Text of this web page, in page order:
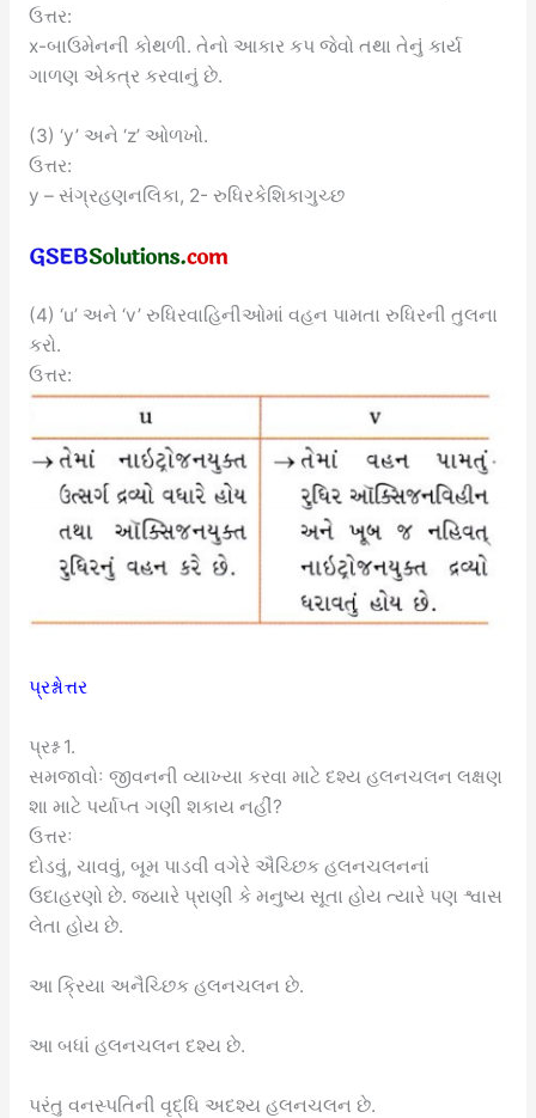
ઉત્તર:
x-બાઉમેનની કોથળી. તેનો આકાર કપ જેવો તથા તેનું કાર્ય
ગાળણ એકત્ર કરવાનું છે.
(3) ‘y’ અને ‘z’ ઓળખો.
ઉત્તર:
y – સંગ્રહણનલિકા, 2- રુધિરકેશિકાગુચ્છ
(4) ‘u’ અને ‘v’ રુધિરવાહિનીઓમાં વહન પામતા રુધિરની તુલના
કરો.
ઉત્તર:
પ્રશ્નોત્તર
પ્રશ્ન 1.
સમજાવોઃ જીવનની વ્યાખ્યા કરવા માટે દશ્ય હલનચલન લક્ષણ
શા માટે પર્યાપ્ત ગણી શકાય નહીં?
ઉત્તરઃ
દોડવું, ચાવવું, બૂમ પાડવી વગેરે ઐચ્છિક હલનચલનનાં
ઉદાહરણો છે. જ્યારે પ્રાણી કે મનુષ્ય સૂતા હોય ત્યારે પણ શ્વાસ
લેતા હોય છે.
આ ક્રિયા અનૈચ્છિક હલનચલન છે.
આ બધાં હલનચલન દશ્ય છે.
પરંતુ વનસ્પતિની વૃદ્ધિ અદશ્ય હલનચલન છે.